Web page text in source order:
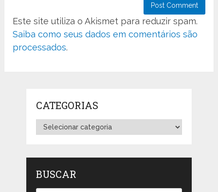
Este site utiliza o Akismet para reduzir spam.
Saiba como seus dados em comentários são
processados.
CATEGORIAS
Categorias
BUSCAR